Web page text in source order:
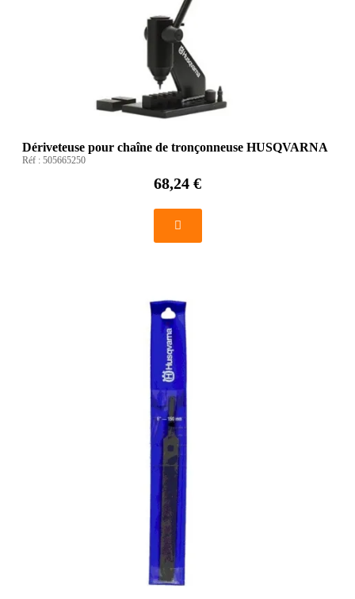
Dériveteuse pour chaîne de tronçonneuse HUSQVARNA
Réf : 505665250
68,24 €